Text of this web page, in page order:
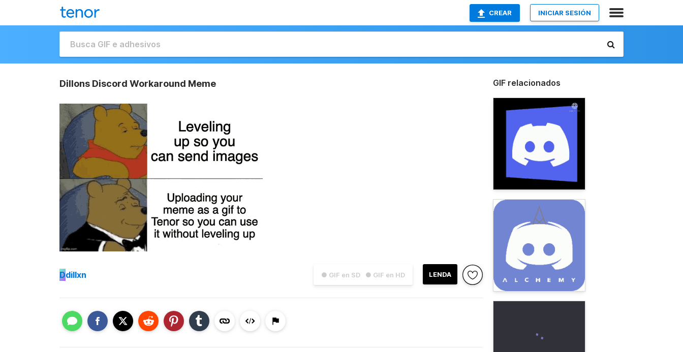
CREAR INICIAR SESIÓN
Dillons Discord Workaround Meme
● GIF en SD ● GIF en HD LENDA
Ddillxn
GIF relacionados